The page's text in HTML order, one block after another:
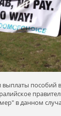
пособий
в данном